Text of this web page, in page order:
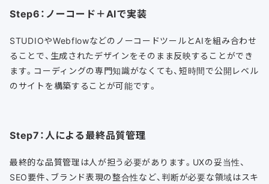
Step6：ノーコード＋AIで実装
STUDIOやWebflowなどのノーコードツールとAIを組み合わせ
ることで、生成されたデザインをそのまま反映することができ
ます。コーディングの専門知識がなくても、短時間で公開レベル
のサイトを構築することが可能です。
Step7：人による最終品質管理
最終的な品質管理は人が担う必要があります。UXの妥当性、
SEO要件、ブランド表現の整合性など、判断が必要な領域はスキ